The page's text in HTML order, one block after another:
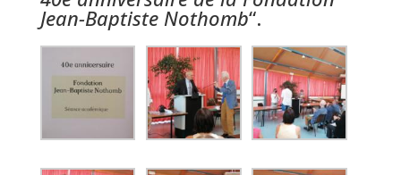
Jean-Baptiste Nothomb“.